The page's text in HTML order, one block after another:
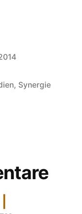
, Synergie